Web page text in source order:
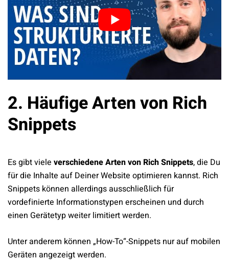
2. Häufige Arten von Rich
Snippets
Es gibt viele verschiedene Arten von Rich Snippets, die Du
für die Inhalte auf Deiner Website optimieren kannst. Rich
Snippets können allerdings ausschließlich für
vordefinierte Informationstypen erscheinen und durch
einen Gerätetyp weiter limitiert werden.
Unter anderem können „How-To“-Snippets nur auf mobilen
Geräten angezeigt werden.